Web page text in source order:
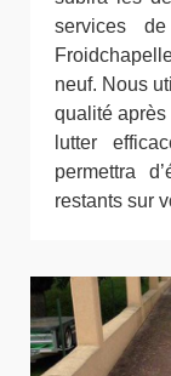
services
neuf. Nous
qualité après
lutter
permettra
restants sur